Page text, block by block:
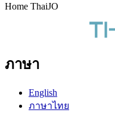
Home ThaiJO
ภาษา
English
ภาษาไทย